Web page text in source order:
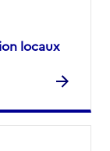
locaux